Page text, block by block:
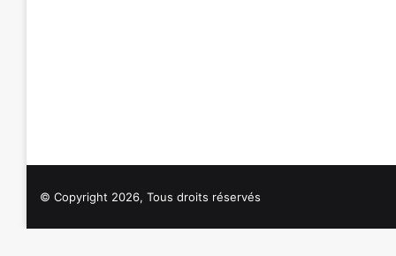
© Copyright 2026, Tous droits réservés